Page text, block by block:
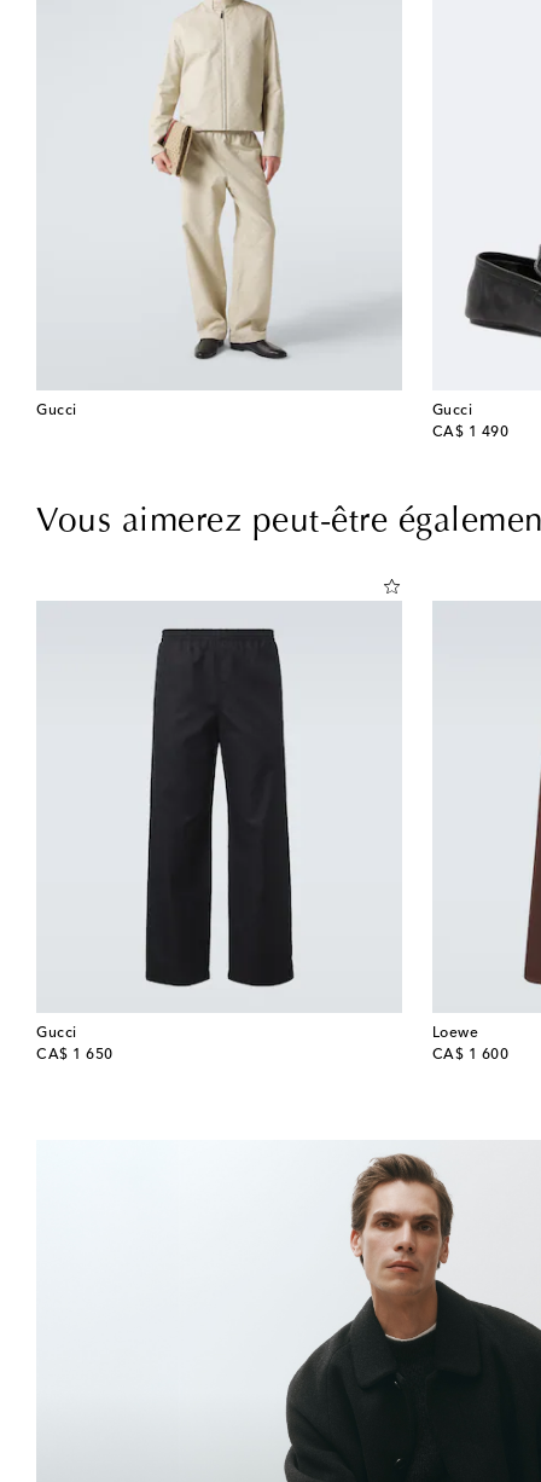
Gucci
Gucci
CA$ 1 490
original price
Vous aimerez peut-être
Gucci
CA$ 1 650
original price
Loewe
CA$ 1 600
original price